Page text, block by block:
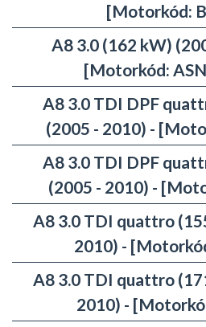
[Motorkód:
A8 3.0 (162 kW)
[Motorkód:
A8 3.0 TDI DPF
(2005 - 2010) -
A8 3.0 TDI DPF
(2005 - 2010) -
A8 3.0 TDI quattro
2010) -
A8 3.0 TDI quattro
2010) -